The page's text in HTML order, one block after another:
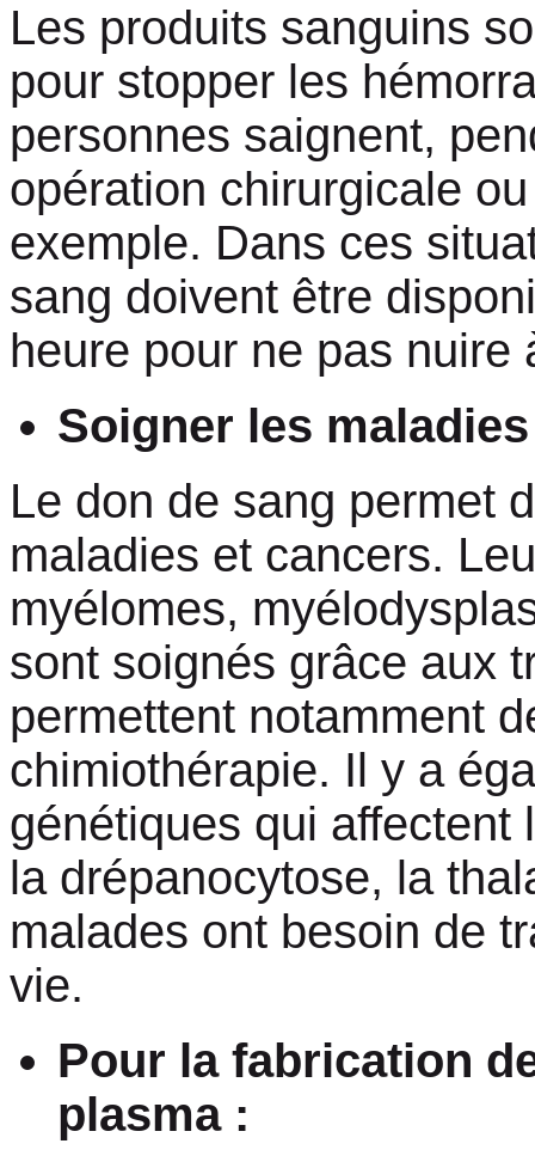
Les produits sanguins
pour stopper les
personnes saignent,
opération chirurgicale
exemple. Dans ces
sang doivent être
heure pour ne pas nuire
Soigner les
Le don de sang permet
maladies et cancers.
myélomes,
sont soignés grâce aux
permettent notamment
chimiothérapie. Il y a
génétiques qui
la drépanocytose, la
malades ont besoin de
vie.
Pour la fabrication
plasma :